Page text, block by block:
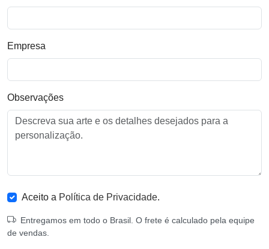
Empresa
Observações
Aceito a Política de Privacidade.
Entregamos em todo o Brasil. O frete é calculado pela equipe
de vendas.